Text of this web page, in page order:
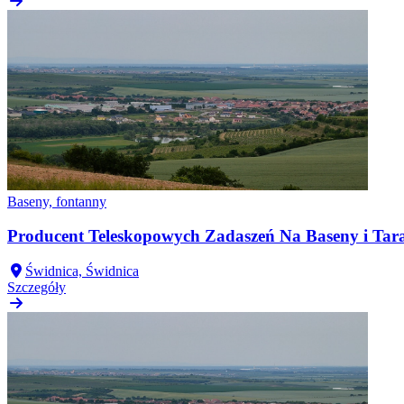
Baseny, fontanny
Producent Teleskopowych Zadaszeń Na Baseny i
Świdnica, Świdnica
Szczegóły